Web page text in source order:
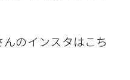
のインスタはこち